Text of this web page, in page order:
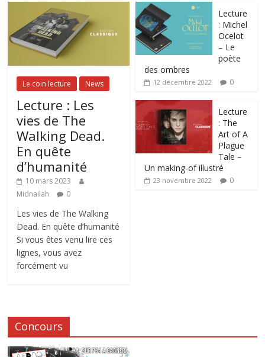
Le coin lecture News
Lecture : Les
vies de The
Walking Dead.
En quête
d’humanité
10 mars 2023
Midnailah
0
Les vies de The Walking
Dead. En quête d’humanité
Si vous êtes venu lire ces
lignes, vous avez
forcément vu
Lecture
: Michel
Ocelot
– Le
poète
des ombres
12 décembre 2022 0
Lecture
: The
Art of A
Plague
Tale –
Un making-of illustré
23 novembre 2022 0
Concours